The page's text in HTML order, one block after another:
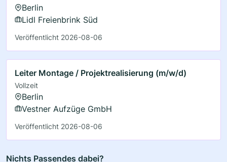
Berlin
Lidl Freienbrink Süd
Veröffentlicht 2026-08-06
Leiter Montage / Projektrealisierung (m/w/d)
Vollzeit
Berlin
Vestner Aufzüge GmbH
Veröffentlicht 2026-08-06
Nichts Passendes dabei?